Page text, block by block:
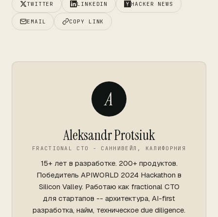
TWITTER LINKEDIN HACKER NEWS
EMAIL COPY LINK
A
Aleksandr Protsiuk
FRACTIONAL CTO - САННИВЕЙЛ, КАЛИФОРНИЯ
15+ лет в разработке. 200+ продуктов.
Победитель APIWORLD 2024 Hackathon в
Silicon Valley. Работаю как fractional CTO
для стартапов -- архитектура, AI-first
разработка, найм, техническое due diligence.